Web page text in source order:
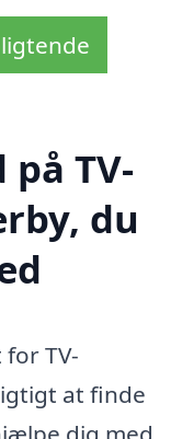
TV-
du
TV-
at finde